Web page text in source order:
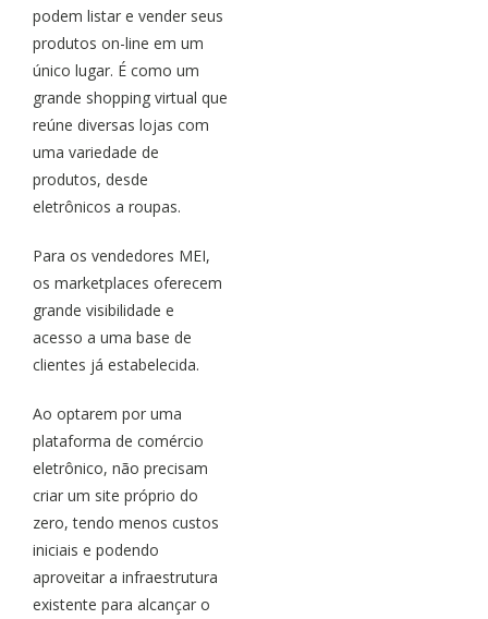
podem listar e vender seus
produtos on-line em um
único lugar. É como um
grande shopping virtual que
reúne diversas lojas com
uma variedade de
produtos, desde
eletrônicos a roupas.
Para os vendedores MEI,
os marketplaces oferecem
grande visibilidade e
acesso a uma base de
clientes já estabelecida.
Ao optarem por uma
plataforma de comércio
eletrônico, não precisam
criar um site próprio do
zero, tendo menos custos
iniciais e podendo
aproveitar a infraestrutura
existente para alcançar o